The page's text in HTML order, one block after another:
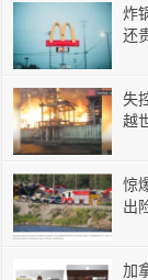
炸
还
失
越
惊
出
加